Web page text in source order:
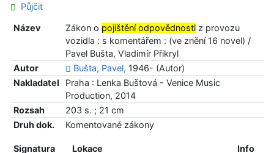
Půjčit
Název Zákon o pojištění odpovědnostiz provozu
vozidla : s komentářem : (ve znění 16 novel) /
Pavel Bušta, Vladimír Přikryl
Autor
Bušta, Pavel, 1946- (Autor)
Nakladatel
Praha : Lenka Buštová - Venice Music
Production, 2014
Rozsah
203 s. ; 21 cm
Druh dok.
Komentované zákony
Signatura Lokace Info